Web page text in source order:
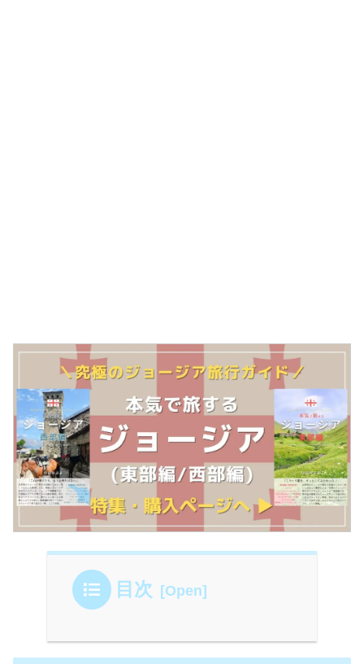
目次